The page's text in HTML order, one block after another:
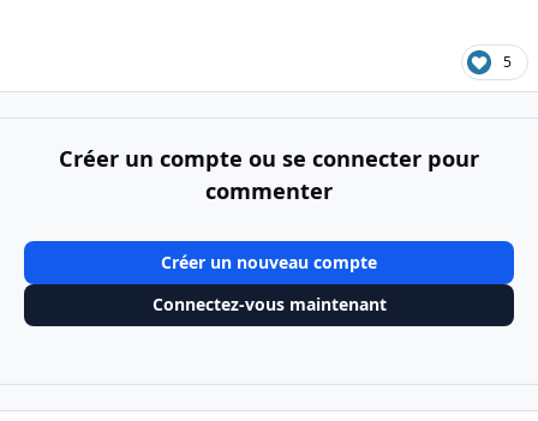
5
Créer un compte ou se connecter pour
commenter
Créer un nouveau compte
Connectez-vous maintenant